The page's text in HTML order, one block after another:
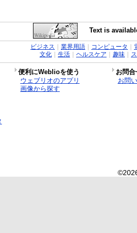
Text is
ビジネス 業界用語｜ コンピュータ
文化｜ 生活｜ ヘルスケア 趣味｜
便利にWeblioを使う
お問
ウェブリオのアプリ
画像から探す
お問